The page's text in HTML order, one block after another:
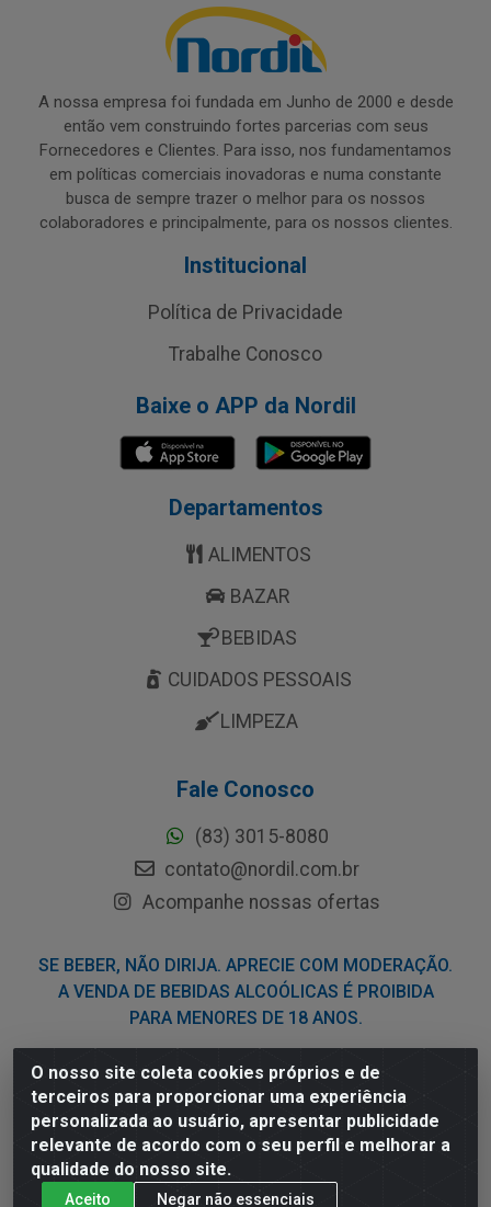
O nosso site coleta cookies próprios e de
terceiros para proporcionar uma experiência
personalizada ao usuário, apresentar publicidade
relevante de acordo com o seu perfil e melhorar a
qualidade do nosso site.
Aceito Negar não essenciais
A nossa empresa foi fundada em Junho de 2000 e desde
então vem construindo fortes parcerias com seus
Fornecedores e Clientes. Para isso, nos fundamentamos
em políticas comerciais inovadoras e numa constante
busca de sempre trazer o melhor para os nossos
colaboradores e principalmente, para os nossos clientes.
Institucional
Política de Privacidade
Trabalhe Conosco
Baixe o APP da Nordil
Departamentos
ALIMENTOS
BAZAR
BEBIDAS
CUIDADOS PESSOAIS
LIMPEZA
Fale Conosco
(83) 3015-8080
contato@nordil.com.br
Acompanhe nossas ofertas
SE BEBER, NÃO DIRIJA. APRECIE COM MODERAÇÃO.
A VENDA DE BEBIDAS ALCOÓLICAS É PROIBIDA
PARA MENORES DE 18 ANOS.
Nordil Distribuidora - Avenida Liberdade, 2738, Bloco F -
Sesi - Bayeux/PB - CEP 58.111-400 - CNPJ
03.775.813/0001-41